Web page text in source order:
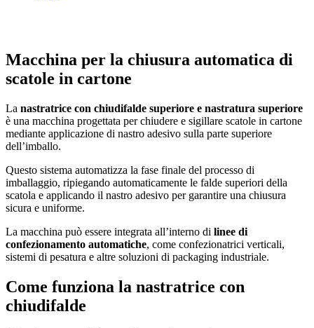
Macchina per la chiusura automatica di
scatole in cartone
La nastratrice con chiudifalde superiore e nastratura superiore
è una macchina progettata per chiudere e sigillare scatole in cartone
mediante applicazione di nastro adesivo sulla parte superiore
dell’imballo.
Questo sistema automatizza la fase finale del processo di
imballaggio, ripiegando automaticamente le falde superiori della
scatola e applicando il nastro adesivo per garantire una chiusura
sicura e uniforme.
La macchina può essere integrata all’interno di linee di
confezionamento automatiche, come confezionatrici verticali,
sistemi di pesatura e altre soluzioni di packaging industriale.
Come funziona la nastratrice con
chiudifalde